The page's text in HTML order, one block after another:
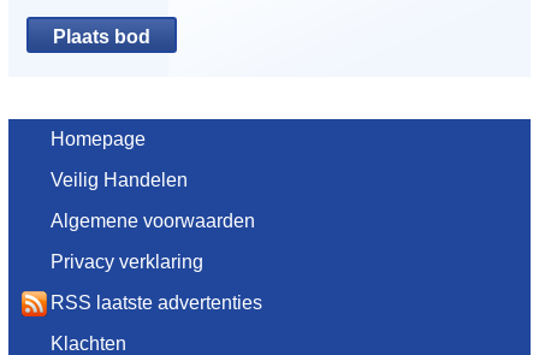
Homepage
Veilig Handelen
Algemene voorwaarden
Privacy verklaring
RSS laatste advertenties
Klachten